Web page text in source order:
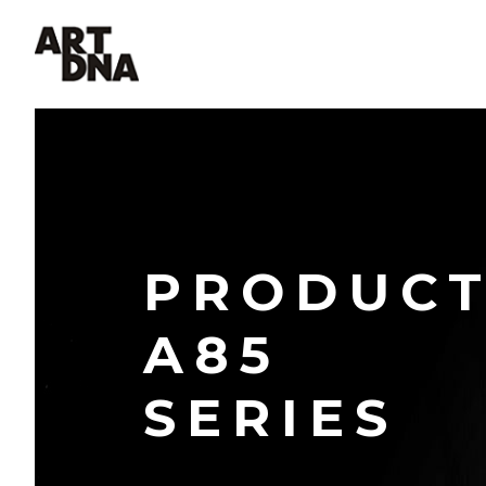
A85
SERIES